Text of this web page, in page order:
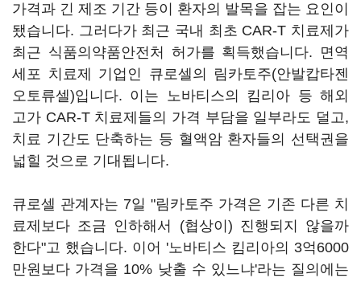
가격과 긴 제조 기간 등이 환자의 발목을 잡는 요인이
됐습니다. 그러다가 최근 국내 최초 CAR-T 치료제가
최근 식품의약품안전처 허가를 획득했습니다. 면역
세포 치료제 기업인 큐로셀의 림카토주(안발캅타젠
오토류셀)입니다. 이는 노바티스의 킴리아 등 해외
고가 CAR-T 치료제들의 가격 부담을 일부라도 덜고,
치료 기간도 단축하는 등 혈액암 환자들의 선택권을
넓힐 것으로 기대됩니다.
큐로셀 관계자는 7일 "림카토주 가격은 기존 다른 치
료제보다 조금 인하해서 (협상이) 진행되지 않을까
한다"고 했습니다. 이어 '노바티스 킴리아의 3억6000
만원보다 가격을 10% 낮출 수 있느냐'라는 질의에는